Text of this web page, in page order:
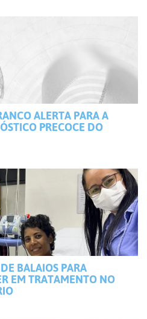
ALERTA PARA A
PRECOCE DO
BALAIOS PARA
EM TRATAMENTO NO